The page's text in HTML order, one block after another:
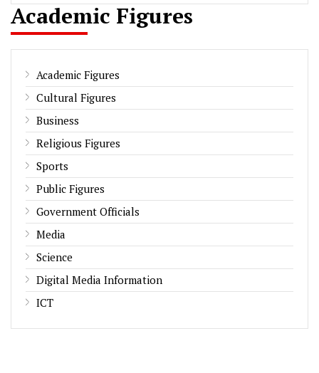
Academic Figures
Academic Figures
Cultural Figures
Business
Religious Figures
Sports
Public Figures
Government Officials
Media
Science
Digital Media Information
ICT